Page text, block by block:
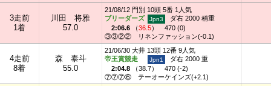
3走前
1着
川田 将雅
57.0
21/08/12 門別 10頭 5番 1人気
ブリーダーズ
ダ右 2000 稍重
2:06.6 （36.5）
470 (0)
③③②②
リネンファッション(-0.1)
4走前
8着
森 泰斗
55.0
21/06/30 大井 13頭 12番 9人気
帝王賞競走
ダ右 2000 重
2:04.8 （38.7）
470 (-2)
⑦⑦⑦⑥
テーオーケインズ(+2.1)